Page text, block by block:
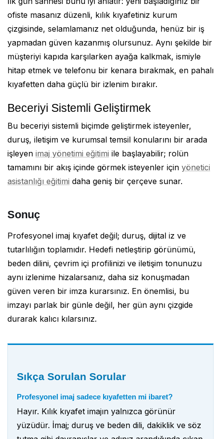
ofiste masanız düzenli, kılık kıyafetiniz kurum
çizgisinde, selamlamanız net olduğunda, henüz bir iş
yapmadan güven kazanmış olursunuz. Aynı şekilde bir
müşteriyi kapıda karşılarken ayağa kalkmak, ismiyle
hitap etmek ve telefonu bir kenara bırakmak, en pahalı
kıyafetten daha güçlü bir izlenim bırakır.
Beceriyi Sistemli Geliştirmek
Bu beceriyi sistemli biçimde geliştirmek isteyenler,
duruş, iletişim ve kurumsal temsil konularını bir arada
işleyen imaj yönetimi eğitimi ile başlayabilir; rolün
tamamını bir akış içinde görmek isteyenler için yönetici
asistanlığı eğitimi daha geniş bir çerçeve sunar.
Sonuç
Profesyonel imaj kıyafet değil; duruş, dijital iz ve
tutarlılığın toplamıdır. Hedefi netleştirip görünümü,
beden dilini, çevrim içi profilinizi ve iletişim tonunuzu
aynı izlenime hizalarsanız, daha siz konuşmadan
güven veren bir imza kurarsınız. En önemlisi, bu
imzayı parlak bir günle değil, her gün aynı çizgide
durarak kalıcı kılarsınız.
Sıkça Sorulan Sorular
Profesyonel imaj sadece kıyafetten mi ibaret?
Hayır. Kılık kıyafet imajın yalnızca görünür
yüzüdür. İmaj; duruş ve beden dili, dakiklik ve söz